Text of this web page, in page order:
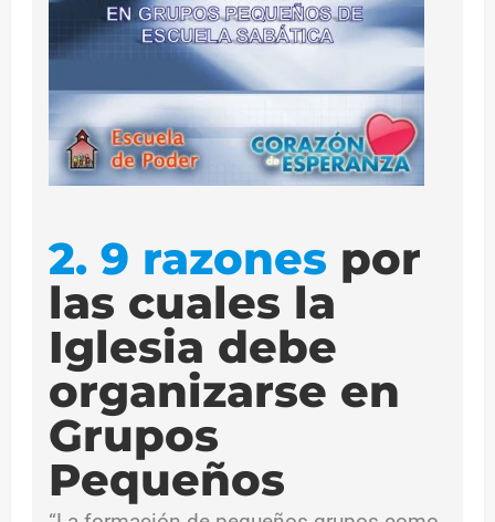
2. 9 razones por
las cuales la
Iglesia debe
organizarse en
Grupos
Pequeños